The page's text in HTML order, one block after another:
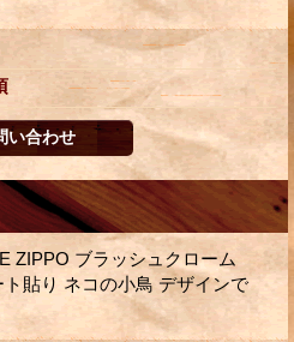
ZIPPO ブラッシュクローム
貼り ネコの小鳥 デザインで